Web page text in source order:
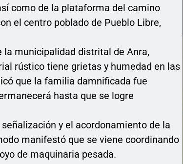
como de la plataforma del camino
el centro poblado de Pueblo Libre,
la municipalidad distrital de Anra,
rústico tiene grietas y humedad en las
que la familia damnificada fue
hasta que se logre
y el acordonamiento de la
manifestó que se viene coordinando
de maquinaria pesada.